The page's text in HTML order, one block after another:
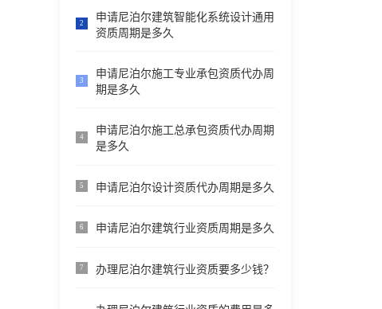
2
申请尼泊尔建筑智能化系统设计通用
资质周期是多久
3
申请尼泊尔施工专业承包资质代办周
期是多久
4
申请尼泊尔施工总承包资质代办周期
是多久
5 申请尼泊尔设计资质代办周期是多久
6 申请尼泊尔建筑行业资质周期是多久
7 办理尼泊尔建筑行业资质要多少钱？